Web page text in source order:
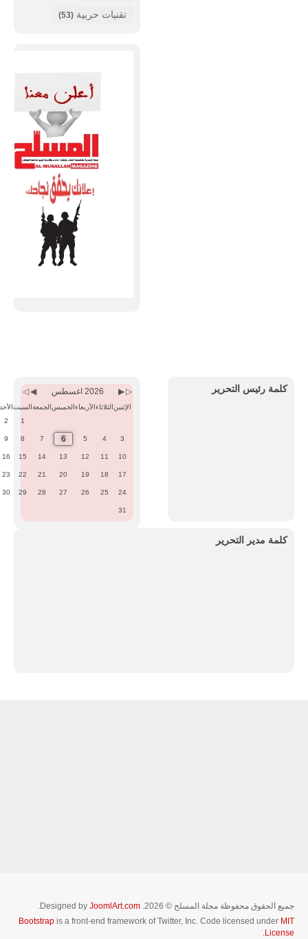
تقنيات حربية (53)
كلمة رئيس التحرير
Month
Year
Month2026 اغسطس
الإثنينالثلاثاءالأربعاءالخميسالجمعةالسبتالأحد
1
2
3
4
5
6
7
8
9
10
11
12
13
14
15
16
17
18
19
20
21
22
23
24
25
26
27
28
29
30
31
كلمة مدير التحرير
جميع الحقوق محفوظة مجلة المسلح © 2026. Designed by JoomlArt.com
.
Bootstrap is a front-end framework of Twitter, Inc. Code licensed under MIT
License.